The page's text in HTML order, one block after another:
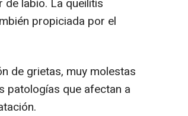
labio. La queilitis
propiciada por el
de grietas, muy molestas
patologías que afectan a